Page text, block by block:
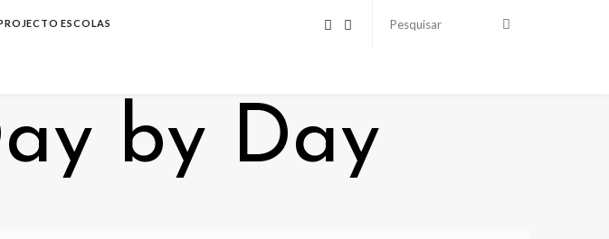
ESCOLAS